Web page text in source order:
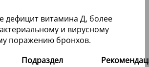
дефицит витамина Д, более
и вирусному
поражению бронхов.
Подраздел